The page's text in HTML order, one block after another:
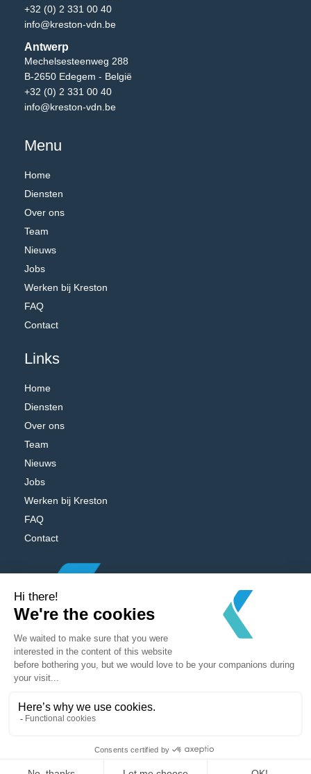
+32 (0) 2 331 00 40
info@kreston-vdn.be
Antwerp
Mechelsesteenweg 288
B-2650 Edegem - België
+32 (0) 2 331 00 40
info@kreston-vdn.be
Menu
Home
Diensten
Over ons
Team
Nieuws
Jobs
Werken bij Kreston
FAQ
Contact
Links
Home
Diensten
Over ons
Team
Nieuws
Jobs
Werken bij Kreston
FAQ
Contact